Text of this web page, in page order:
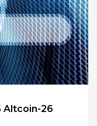
Altcoin-26